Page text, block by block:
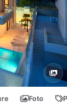
Foto